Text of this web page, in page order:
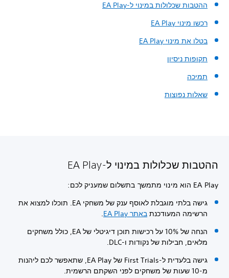
ההטבות שכלולות במינוי ל-EA Play
רכשו מינוי EA Play‏
בטלו את מינוי EA Play‏
תקופות ניסיון
תמיכה
שאלות נפוצות
ההטבות שכלולות במינוי ל-EA Play
EA Play הוא מינוי מתמשך בתשלום שמעניק לכם:
גישה בלתי מוגבלת לאוסף ענק של משחקי EA. תוכלו למצוא את
הרשימה המעודכנתבאתר EA Play
.
הנחה של 10% על רכישות תוכן דיגיטלי של EA, כולל משחקים
מלאים, חבילות של נקודות ו-DLC.
גישה בלעדית ל-First Trials של EA Play, שתאפשר לכם ליהנות
מ-10 שעות של משחקים לפני השקתם הרשמית.